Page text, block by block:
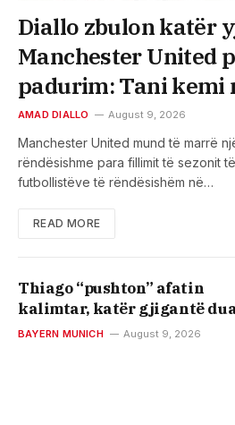
Diallo zbulon katër
Manchester United
padurim: Tani kemi
AMAD DIALLO August 9, 2026
Manchester United mund të marrë
rëndësishme para fillimit të sezonit
futbollistëve të rëndësishëm në…
READ MORE
Thiago “pushton” afatin
kalimtar, katër gjigantë
yllin e Brentfordit
BAYERN MUNICH August 9, 2026